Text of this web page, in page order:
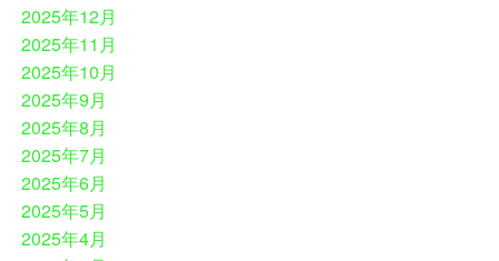
2025年12月
2025年11月
2025年10月
2025年9月
2025年8月
2025年7月
2025年6月
2025年5月
2025年4月